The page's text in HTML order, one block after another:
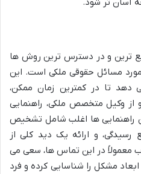
ترین و در دسترس ترین روش ها
مورد مسائل حقوقی ملکی است. این
دهد تا در کمترین زمان ممکن،
از وکیل متخصص ملکی، راهنمایی
راهنمایی ها اغلب شامل تشخیص
و ارائه یک دید کلی از
معمولاً در این تماس ها، سعی می
مشکل را شناسایی کرده و فرد